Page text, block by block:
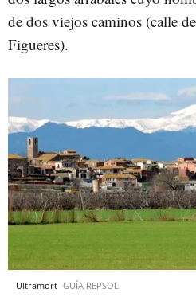
de dos viejos caminos (calle
Figueres).
Ultramort GUÍA REPSOL